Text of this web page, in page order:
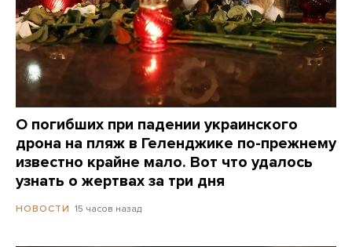
О погибших при падении украинского
дрона на пляж в Геленджике по-прежнему
известно крайне мало. Вот что удалось
узнать о жертвах за три дня
НОВОСТИ 15 часов назад